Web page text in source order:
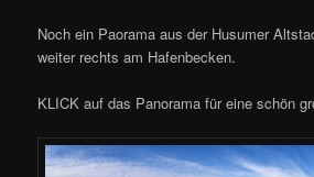
Noch ein Paorama aus der Husumer
weiter rechts am Hafenbecken.
KLICK auf das Panorama für eine schön